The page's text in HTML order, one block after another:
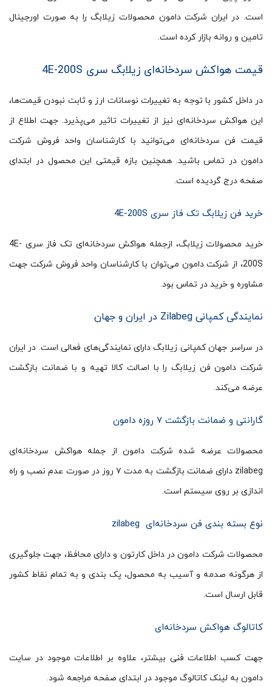
است. در ایران شرکت دامون محصولات زیلابگ را به صورت اورجینال
تامین و روانه بازار کرده است.
قیمت هواکش سردخانه‌ای زیلابگ سری 4E-200S
در داخل کشور با توجه به تغییرات نوسانات ارز و ثابت نبودن قیمت‌ها،
این هواکش سردخانه‌ای نیز از تغییرات تاثیر می‌پذیرد. جهت اطلاع از
قیمت فن سردخانه‌ای می‌توانید با کارشناسان واحد فروش شرکت
دامون در تماس باشید. همچنین بازه قیمتی این محصول در ابتدای
صفحه درج گردیده است.
خرید فن زیلابگ تک فاز سری 4E-200S
خرید محصولات زیلابگ، ازجمله هواکش سردخانه‌ای تک فاز سری 4E-
200S، از شرکت دامون می‌توان با کارشناسان واحد فروش شرکت جهت
مشاوره و خرید در تماس بود.
نمایندگی کمپانی Zilabeg در ایران و جهان
در سراسر جهان کمپانی زیلابگ دارای نمایندگی‌های فعالی است. در ایران
شرکت دامون فن زیلابگ را با اصالت کالا تهیه و با ضمانت بازگشت
عرضه می‌کند.
گارانتی و ضمانت بازگشت ۷ روزه دامون
محصولات عرضه شده شرکت دامون از جمله هواکش سردخانه‌ای
zilabeg دارای ضمانت بازگشت به مدت ۷ روز در صورت عدم نصب و راه
اندازی بر روی سیستم است.
نوع بسته بندی فن سردخانه‌ای zilabeg
محصولات شرکت دامون در داخل کارتون و دارای محافظ، جهت جلوگیری
از هرگونه صدمه و آسیب به محصول، پک بندی و به تمام نقاط کشور
قابل ارسال است.
کاتالوگ هواکش سردخانه‌ای
جهت کسب اطلاعات فنی بیشتر، علاوه بر اطلاعات موجود در سایت
دامون به لینک کاتالوگ موجود در ابتدای صفحه مراجعه شود.